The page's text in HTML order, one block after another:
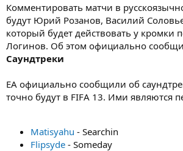
Комментировать матчи в
будут Юрий Розанов, Василий
который будет действовать у кромки
Логинов. Об этом официально
Саундтреки
EA официально сообщили об
точно будут в FIFA 13. Ими являются
Matisyahu - Searchin
Flipsyde - Someday